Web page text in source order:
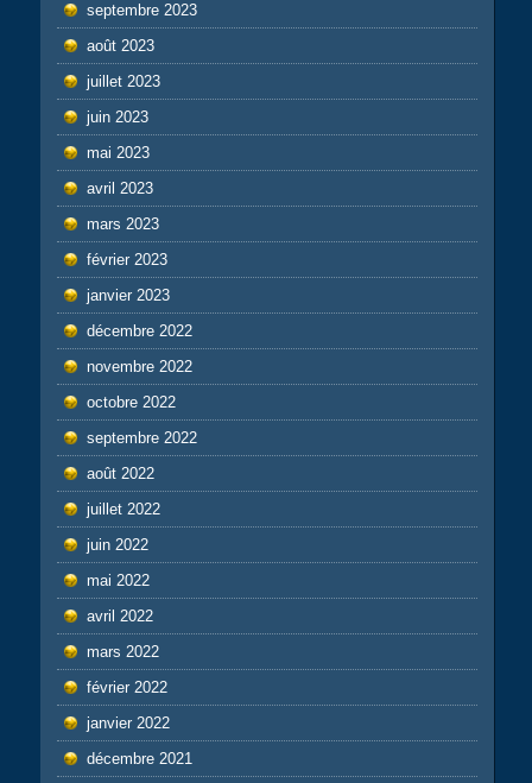
septembre 2023
août 2023
juillet 2023
juin 2023
mai 2023
avril 2023
mars 2023
février 2023
janvier 2023
décembre 2022
novembre 2022
octobre 2022
septembre 2022
août 2022
juillet 2022
juin 2022
mai 2022
avril 2022
mars 2022
février 2022
janvier 2022
décembre 2021